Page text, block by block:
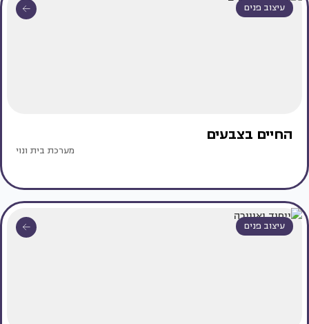
עיצוב פנים
החיים בצבעים
מערכת בית ונוי
עיצוב פנים